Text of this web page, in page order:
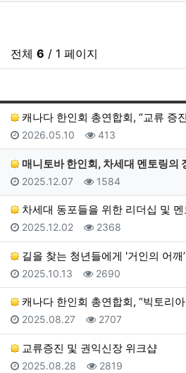
전체 6 / 1 페이지
캐나다 한인회 총연합회, “교류 증
등록일
2026.05.10 조회
413
매니토바 한인회, 차세대 멘토링의
등록일
2025.12.07 조회
1584
차세대 동포들을 위한 리더십 및
등록일
2025.12.02 조회
2368
길을 찾는 청년들에게 '거인의 어깨
등록일
2025.10.13 조회
2690
캐나다 한인회 총연합회, “빅토리
등록일
2025.08.27 조회
2707
교류증진 및 권익신장 위크샵
등록일
2025.08.28 조회
2819